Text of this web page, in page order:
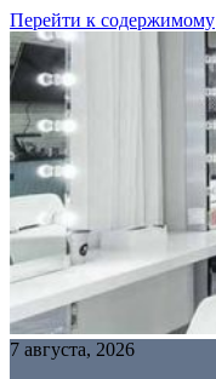
Перейти к содержимому
7 августа, 2026